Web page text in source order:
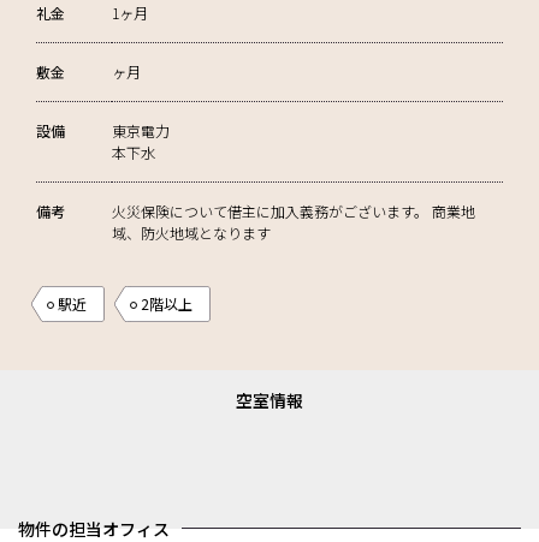
礼金 1ヶ月
敷金 ヶ月
設備
東京電力
本下水
備考
火災保険について借主に加入義務がございます。 商業地
域、防火地域となります
駅近 2階以上
空室情報
物件の担当オフィス